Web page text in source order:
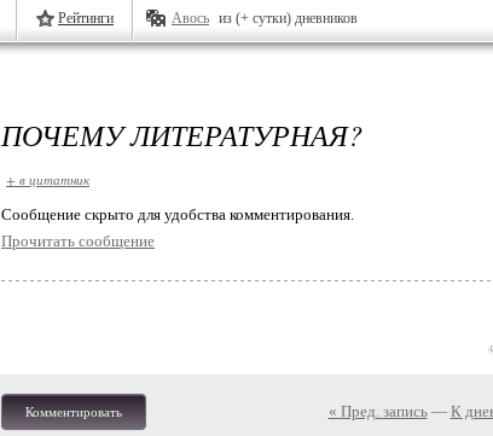
Рейтинги Авось из (+ сутки) дневников
ПОЧЕМУ ЛИТЕРАТУРНАЯ?
+ в цитатник
Cообщение скрыто для удобства комментирования.
Прочитать сообщение
Комментировать « Пред. запись— К